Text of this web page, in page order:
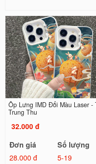
Ốp Lưng IMD Đổi Màu Laser -
Trung Thu
32.000 đ
Đơn giá
Số lượng
28.000 đ
5-19